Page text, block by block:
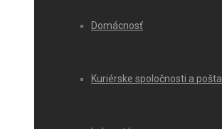
Domácnosť
Kuriérske spoločnosti a pošta